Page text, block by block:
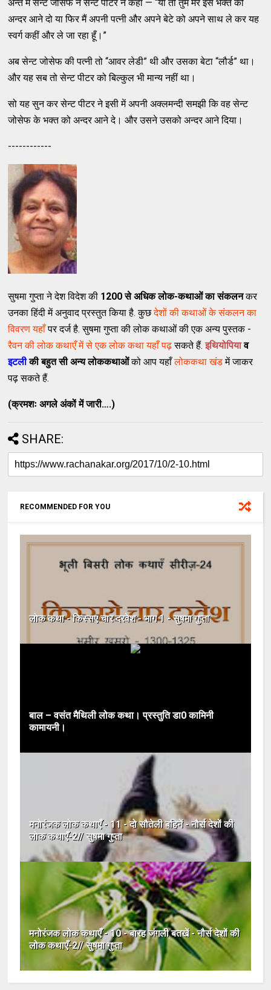
अन्त में सेन्ट जोसेफ ने सेन्ट पीटर ने कहा — “या तो तुम मेरे इस भक्त को
अन्दर आने दो या फिर मैं अपनी पत्नी और अपने बेटे को अपने साथ ले कर यह
स्वर्ग कहीं और ले जा रहा हूँ।”
अब सेन्ट जोसेफ की पत्नी तो “आवर लेडी” थी और उसका बेटा “लौर्ड” था।
और यह सब तो सेन्ट पीटर को बिल्कुल भी मान्य नहीं था।
सो यह सुन कर सेन्ट पीटर ने इसी में अपनी अक्लमन्दी समझी कि वह सेन्ट
जोसेफ के भक्त को अन्दर आने दे। और उसने उसको अन्दर आने दिया।
------------
सुषमा गुप्ता ने देश विदेश की 1200 से अधिक लोक-कथाओं का संकलनकर
उनका हिंदी में अनुवाद प्रस्तुत किया है. कुछदेशों की कथाओं के संकलन का
विवरण यहाँपर दर्ज है. सुषमा गुप्ता की लोक कथाओं की एक अन्य पुस्तक -
रैवन की लोक कथाएँ में से एक लोक कथा यहाँ पढ़सकते हैं.इथियोपियाव
इटलीकी बहुत सी अन्य लोककथाओंको आप यहाँलोककथा खंडमें जाकर
पढ़ सकते हैं.
(क्रमशः अगले अंकों में जारी….)
SHARE:
RECOMMENDED FOR YOU
लोक कथा - किस्सए चार दरवेश - भाग 1 - सुषमा गुप्ता
बाल – वसंत मैथिली लोक कथा। प्रस्तुति डा0 कामिनी
कामायनी।
मनोरंजक लोक कथाएँ - 11 - दो सौतेली बहिनें - नौर्स देशों की
लोक कथाएँ-2// सुषमा गुप्ता
मनोरंजक लोक कथाएँ - 10 - बारह जंगली बतखें - नौर्स देशों की
लोक कथाएँ-2// सुषमा गुप्ता